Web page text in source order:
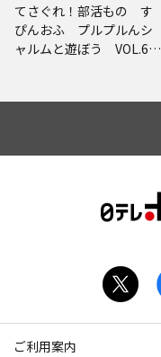
てさぐれ！部活もの す
ぴんおふ プルプルんシ
ャルムと遊ぼう VOL.6
ご利用案内